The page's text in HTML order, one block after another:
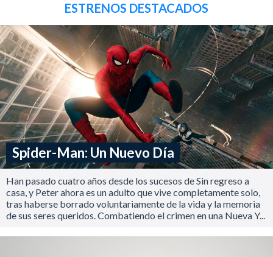
ESTRENOS DESTACADOS
Spider-Man: Un Nuevo Día
Han pasado cuatro años desde los sucesos de Sin regreso a
casa, y Peter ahora es un adulto que vive completamente solo,
tras haberse borrado voluntariamente de la vida y la memoria
de sus seres queridos. Combatiendo el crimen en una Nueva Y...